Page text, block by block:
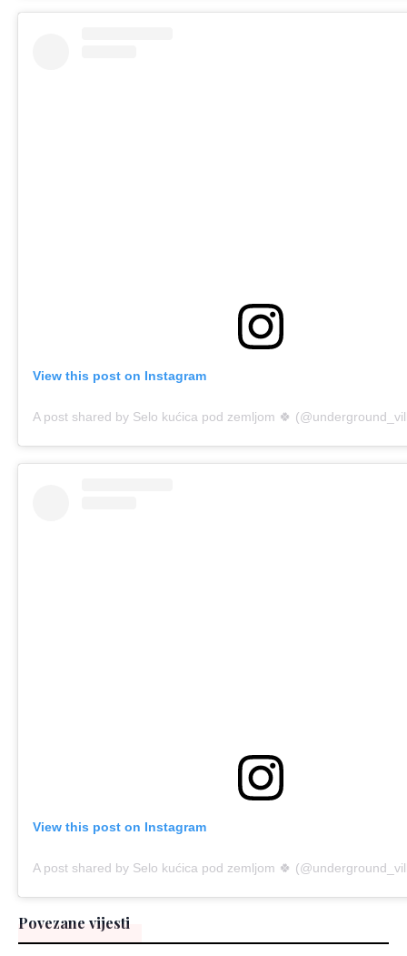
View this post on Instagram
A post shared by Selo kućica pod zemljom 🍀
View this post on Instagram
A post shared by Selo kućica pod zemljom 🍀
Povezane vijesti